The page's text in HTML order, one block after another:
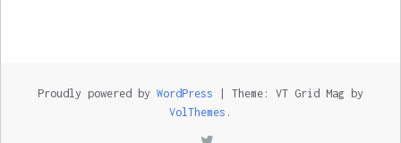
Proudly powered by WordPress
Theme: VT Grid Mag by
VolThemes .